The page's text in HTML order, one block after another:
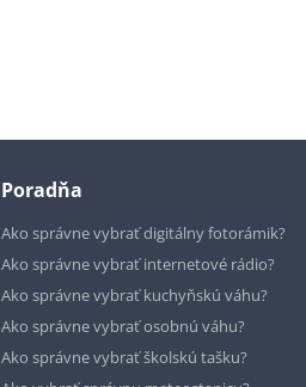
Poradňa
Ako správne vybrať digitálny fotorámik?
Ako správne vybrať internetové rádio?
Ako správne vybrať kuchyňskú váhu?
Ako správne vybrať osobnú váhu?
Ako správne vybrať školskú tašku?